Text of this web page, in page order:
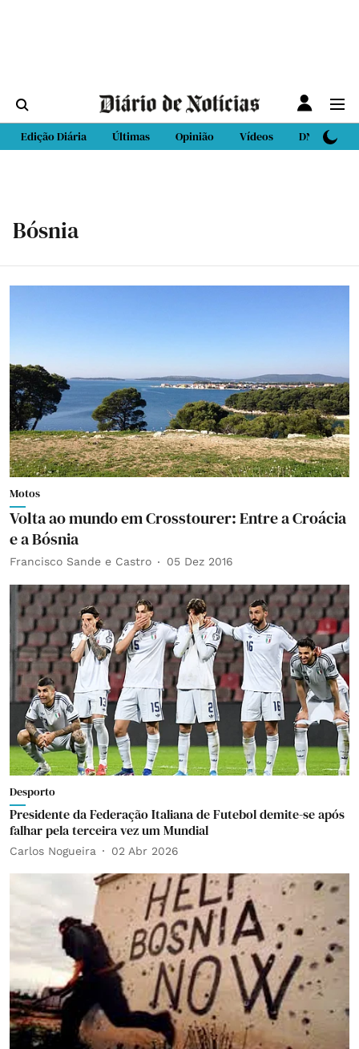
Edição Diária Últimas Opinião Vídeos DN Sport
Bósnia
Motos
Volta ao mundo em Crosstourer: Entre a Croácia
e a Bósnia
Francisco Sande e Castro 05 Dez 2016
Desporto
Presidente da Federação Italiana de Futebol demite-se após
falhar pela terceira vez um Mundial
Carlos Nogueira 02 Abr 2026